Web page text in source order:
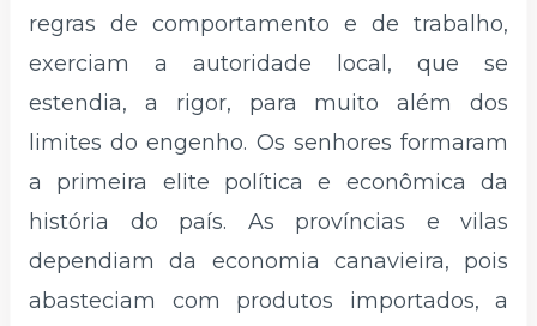
regras de comportamento e de trabalho,
exerciam a autoridade local, que se
estendia, a rigor, para muito além dos
limites do engenho. Os senhores formaram
a primeira elite política e econômica da
história do país. As províncias e vilas
dependiam da economia canavieira, pois
abasteciam com produtos importados, a